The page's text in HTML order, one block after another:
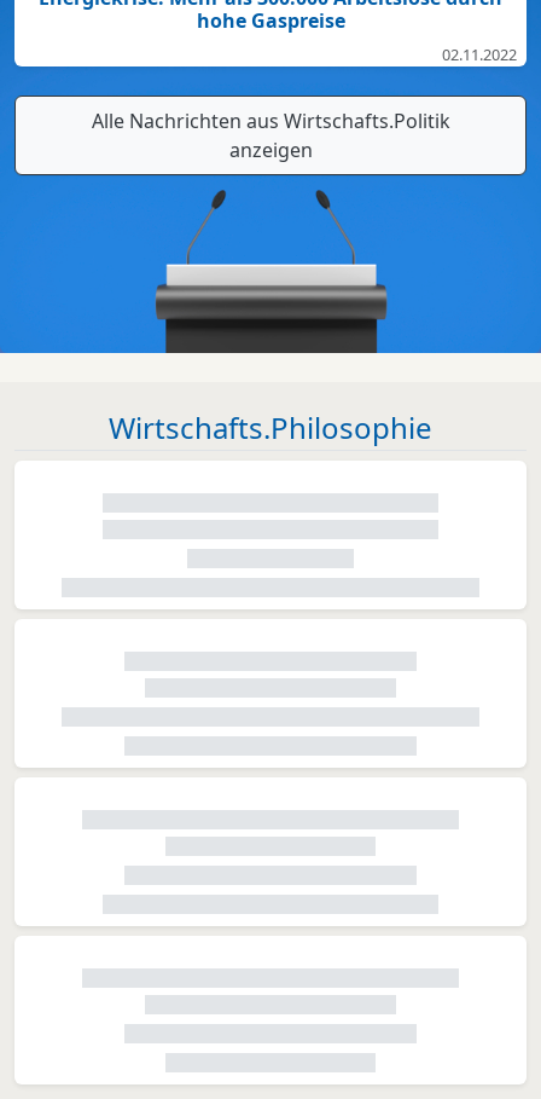
hohe Gaspreise
02.11.2022
Alle Nachrichten aus Wirtschafts.Politik
anzeigen
Wirtschafts.Philosophie